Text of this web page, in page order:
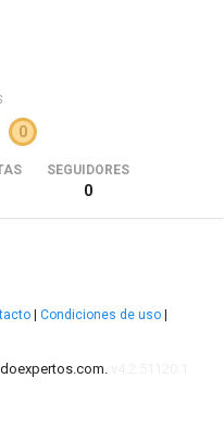
0
SEGUIDORES
0
Condiciones de uso